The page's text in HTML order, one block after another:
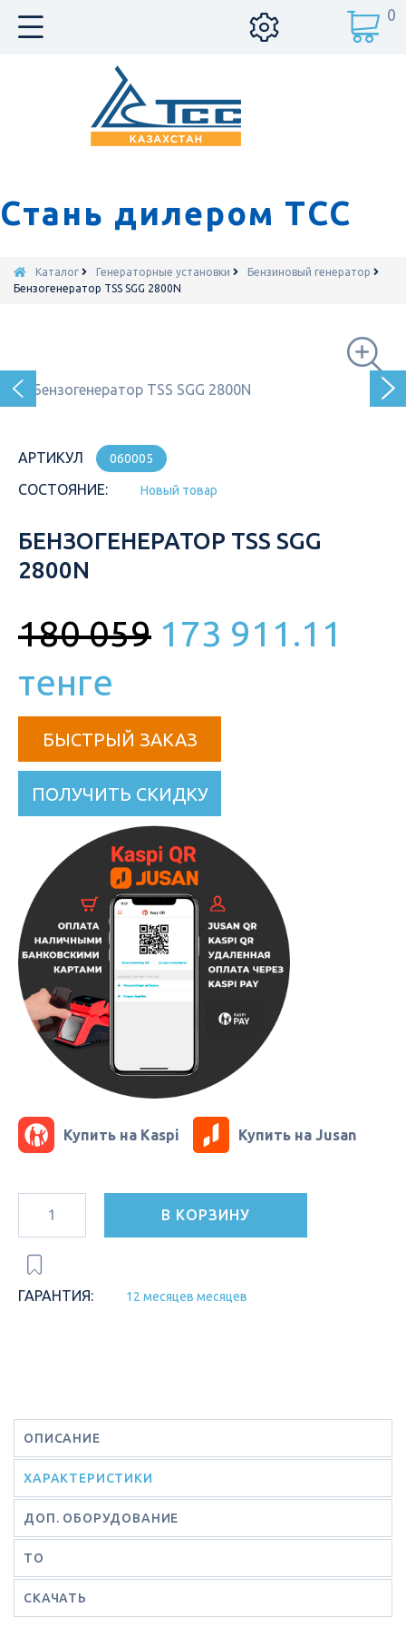
Стань дилером ТСС
0
Каталог Генераторные установки
Бензиновый генератор
Бензогенератор TSS SGG 2800N
АРТИКУЛ 060005
СОСТОЯНИЕ: Новый товар
БЕНЗОГЕНЕРАТОР TSS SGG
2800N
180 059 173 911.11
тенге
БЫСТРЫЙ ЗАКАЗ
ПОЛУЧИТЬ СКИДКУ
Купить на Kaspi Купить на Jusan
В КОРЗИНУ
ГАРАНТИЯ: 12 месяцев месяцев
ОПИСАНИЕ
ХАРАКТЕРИСТИКИ
ДОП. ОБОРУДОВАНИЕ
ТО
СКАЧАТЬ